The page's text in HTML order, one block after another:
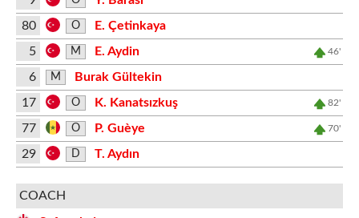
80
O
E. Çetinkaya
5
M E. Aydin 46'
6 M
Burak Gültekin
17
O K. Kanatsızkuş 82'
77 O P. Guèye 70'
29 D T. Aydın
COACH